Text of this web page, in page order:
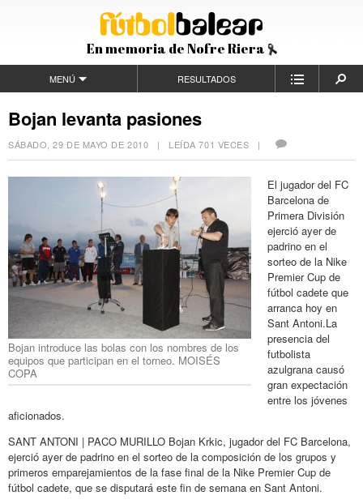
En memoria de Nofre Riera
MENÚ RESULTADOS
Bojan levanta pasiones
SÁBADO, 29 DE MAYO DE 2010 | LEÍDA 701 VECES |
Bojan introduce las bolas con los nombres de los
equipos que participan en el torneo. MOISÉS
COPA
El jugador del FC
Barcelona de
Primera División
ejerció ayer de
padrino en el
sorteo de la Nike
Premier Cup de
fútbol cadete que
arranca hoy en
Sant Antoni.La
presencia del
futbolista
azulgrana causó
gran expectación
entre los jóvenes
aficionados.
SANT ANTONI | PACO MURILLO Bojan Krkic, jugador del FC Barcelona,
ejerció ayer de padrino en el sorteo de la composición de los grupos y
primeros emparejamientos de la fase final de la Nike Premier Cup de
fútbol cadete, que se disputará este fin de semana en Sant Antoni.